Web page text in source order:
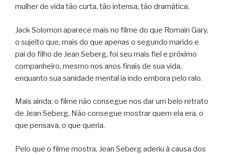
mulher de vida tão curta, tão intensa, tão dramática.
Jack Solomon aparece mais no filme do que Romain Gary,
o sujeito que, mais do que apenas o segundo marido e
pai do filho de Jean Seberg, foi seu mais fiel e próximo
companheiro, mesmo nos anos finais de sua vida,
enquanto sua sanidade mental ia indo embora pelo ralo.
Mais ainda: o filme não consegue nos dar um belo retrato
de Jean Seberg. Não consegue mostrar quem ela era, o
que pensava, o que queria.
Pelo que o filme mostra, Jean Seberg aderiu à causa dos